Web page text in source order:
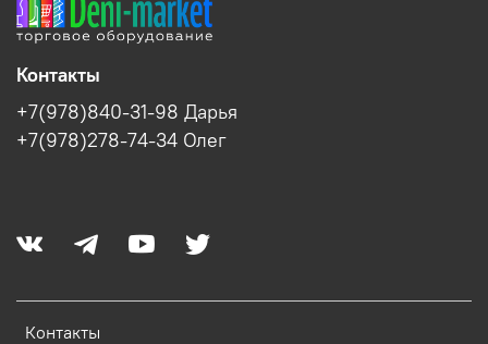
Контакты
Контакты
+7(978)840-31-98 Дарья
+7(978)278-74-34 Олег